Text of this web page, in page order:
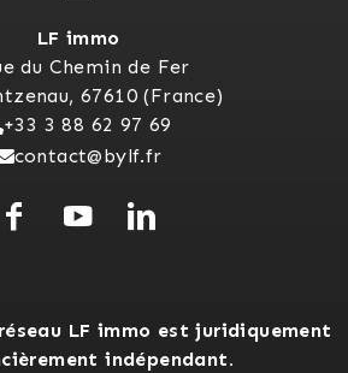
LF immo
du Chemin de Fer
67610 (France)
+33 3 88 62 97 69
contact@bylf.fr
LF immo est juridiquement
indépendant.